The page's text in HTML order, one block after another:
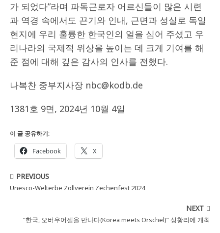
가 되었다”라며 파독근로자 어르신들이 많은 시련
과 역경 속에서도 끈기와 인내, 근면과 성실로 독일
현지에 우리 훌륭한 한국인의 얼을 심어 주셨고 우
리나라의 국제적 위상을 높이는 데 크게 기여를 해
준 점에 대해 깊은 감사의 인사를 전했다.
나복찬 중부지사장 nbc@kodb.de
1381호 9면, 2024년 10월 4일
이 글 공유하기:
Facebook X
PREVIOUS
Unesco-Welterbe Zollverein Zechenfest 2024
NEXT
“한국, 오버우어젤을 만나다(Korea meets Orschel)” 성황리에 개최